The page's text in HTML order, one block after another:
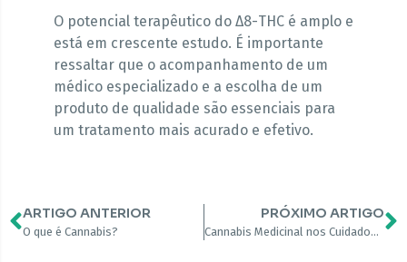
O potencial terapêutico do Δ8-THC é amplo e
está em crescente estudo. É importante
ressaltar que o acompanhamento de um
médico especializado e a escolha de um
produto de qualidade são essenciais para
um tratamento mais acurado e efetivo.
ARTIGO ANTERIOR
O que é Cannabis?
PRÓXIMO ARTIGO
Cannabis Medicinal nos Cuidados Paliativos em Oncologia: Uma Abordagem Favorável